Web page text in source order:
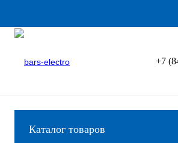
+7
Каталог товаров